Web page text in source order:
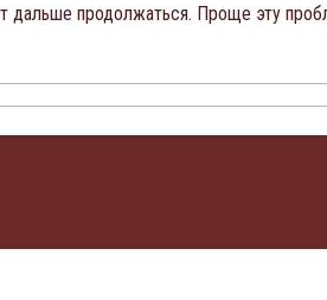
продолжаться. Проще эту